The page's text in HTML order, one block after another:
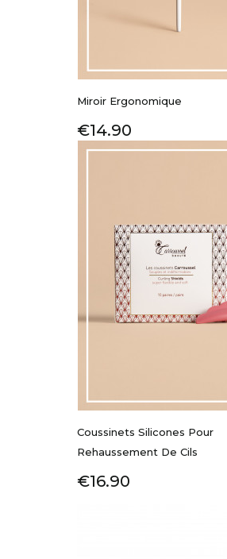
Miroir Ergonomique
Price
€14.90
Coussinets Silicones Pour
Rehaussement De Cils
Price
€16.90